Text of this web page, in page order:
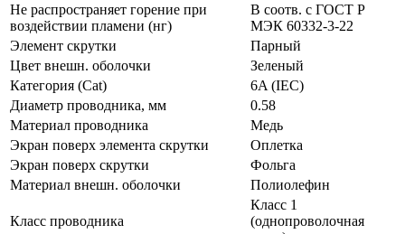
Не распространяет горение при
воздействии пламени (нг)
В соотв. с ГОСТ Р
МЭК 60332-3-22
Элемент скрутки
Парный
Цвет внешн. оболочки
Зеленый
Категория (Cat)
6A (IEC)
Диаметр проводника, мм
0.58
Материал проводника
Медь
Экран поверх элемента скрутки
Оплетка
Экран поверх скрутки
Фольга
Материал внешн. оболочки
Полиолефин
Класс проводника
Класс 1
(однопроволочная